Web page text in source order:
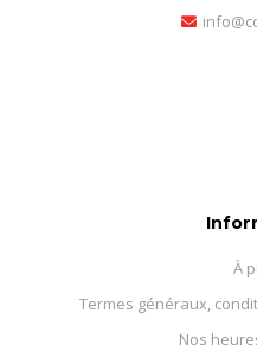
À
Termes généraux,
Nos